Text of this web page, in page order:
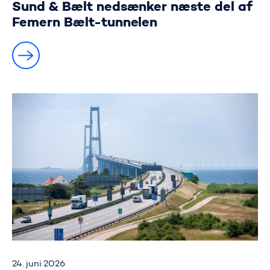
Sund & Bælt nedsænker næste del af
Femern Bælt-tunnelen
24. juni 2026